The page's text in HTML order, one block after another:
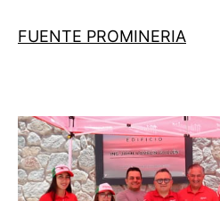
FUENTE PROMINERIA